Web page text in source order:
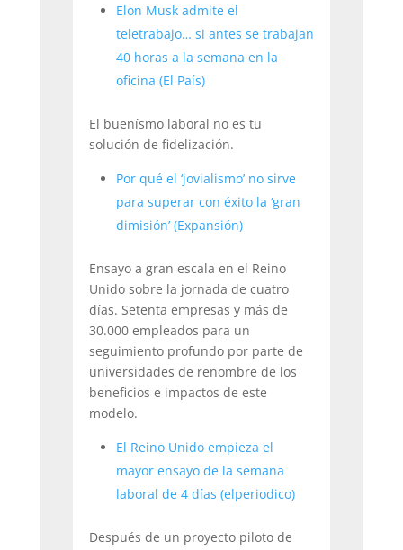
Elon Musk admite el
teletrabajo… si antes se trabajan
40 horas a la semana en la
oficina (El País)
El buenísmo laboral no es tu
solución de fidelización.
Por qué el ‘jovialismo’ no sirve
para superar con éxito la ‘gran
dimisión’ (Expansión)
Ensayo a gran escala en el Reino
Unido sobre la jornada de cuatro
días. Setenta empresas y más de
30.000 empleados para un
seguimiento profundo por parte de
universidades de renombre de los
beneficios e impactos de este
modelo.
El Reino Unido empieza el
mayor ensayo de la semana
laboral de 4 días (elperiodico)
Después de un proyecto piloto de